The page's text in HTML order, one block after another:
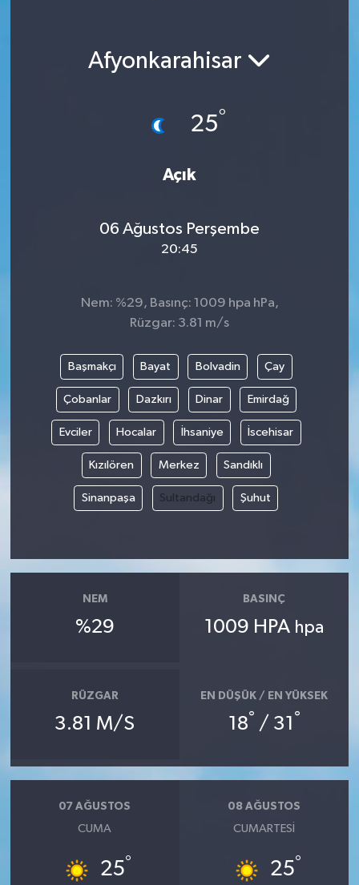
Afyonkarahisar
25°
Açık
06 Ağustos Perşembe
20:45
Nem: %29, Basınç: 1009 hpa hPa,
Rüzgar: 3.81 m/s
Başmakçı Bayat Bolvadin Çay
Çobanlar Dazkırı Dinar Emirdağ
Evciler Hocalar İhsaniye İscehisar
Kızılören Merkez Sandıklı
Sinanpaşa Sultandağı Şuhut
NEM
%29
BASINÇ
1009 HPA hpa
RÜZGAR
3.81 M/S
EN DÜŞÜK / EN YÜKSEK
18° / 31 °
07 AĞUSTOS
CUMA
25°
08 AĞUSTOS
CUMARTESI
25°